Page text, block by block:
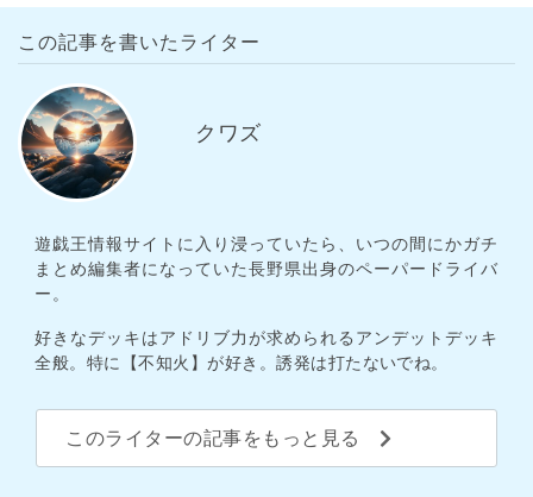
この記事を書いたライター
クワズ
遊戯王情報サイトに入り浸っていたら、いつの間にかガチ
まとめ編集者になっていた長野県出身のペーパードライバ
ー。
好きなデッキはアドリブ力が求められるアンデットデッキ
全般。特に【不知火】が好き。誘発は打たないでね。
このライターの記事をもっと見る